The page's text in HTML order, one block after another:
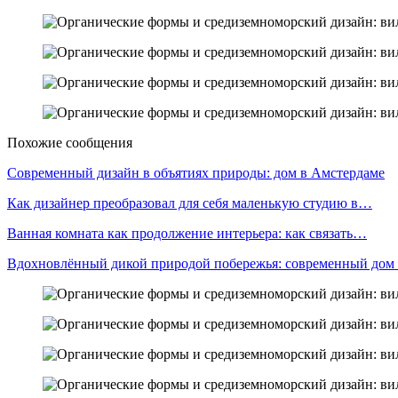
Похожие сообщения
Современный дизайн в объятиях природы: дом в Амстердаме
Как дизайнер преобразовал для себя маленькую студию в…
Ванная комната как продолжение интерьера: как связать…
Вдохновлённый дикой природой побережья: современный